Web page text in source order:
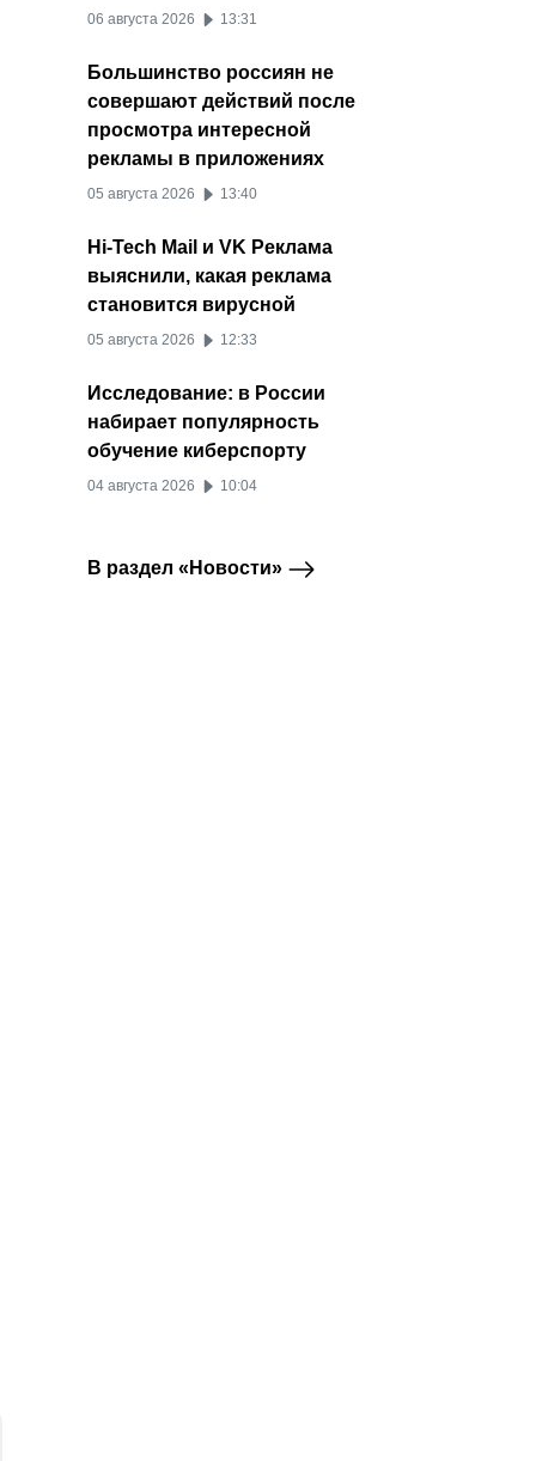
06 августа 2026 13:31
Большинство россиян не
совершают действий после
просмотра интересной
рекламы в приложениях
05 августа 2026 13:40
Hi-Tech Mail и VK Реклама
выяснили, какая реклама
становится вирусной
05 августа 2026 12:33
Исследование: в России
набирает популярность
обучение киберспорту
04 августа 2026 10:04
В раздел «Новости»